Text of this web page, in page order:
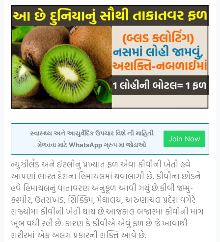
સ્વાસ્થ્ય અને આયુર્વેદિક ઉપચાર વિશે ની માહિતી
મેળવવા માટે WhatsApp ગ્રુપ મા જોડાઓ
Join Now
ન્યુઝીલેંડ અને ઈટલીનું પ્રખ્યાત ફળ એવા કીવીની ખેતી હવે
આપણાં ભારત દેશના હિમાચલમાં થવાલાગી છે. કીવીના છોડને
હવે હિમાચલનું વાતાવરણ અનુકૂળ આવી ગયું છે.કીવી જમ્મુ-
કશ્મીર, ઉત્તરાખંડ, સિક્કિમ, મેઘાલય, અરુણાચલ પ્રદેશ વગેરે
રાજ્યોમાં કીવીની ખેતી થાય છે.આજકાલ બજારમાં કીવીની માંગ
ખૂબ વધી રહી છે. કારણ કે કીવીએ એવું ફળ છે જે ખાવાથી
શરીરમાં એક અલગ પ્રકારની શક્તિ આવે છે.